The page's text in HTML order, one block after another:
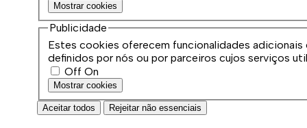
Mostrar cookies
Publicidade
Estes cookies oferecem funcionalidades adicionais
definidos por nós ou por parceiros cujos serviços
Off On
Mostrar cookies
Aceitar todos Rejeitar não essenciais